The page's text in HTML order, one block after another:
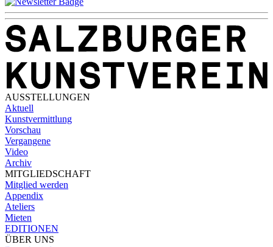
AUSSTELLUNGEN
Aktuell
Kunstvermittlung
Vorschau
Vergangene
Video
Archiv
MITGLIEDSCHAFT
Mitglied werden
Appendix
Ateliers
Mieten
EDITIONEN
ÜBER UNS